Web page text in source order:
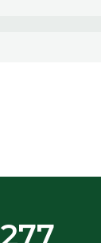
277